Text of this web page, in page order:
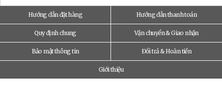
Hướng dẫn đặt hàng Hướng dẫn thanh toán
Quy định chung Vận chuyển & Giao nhận
Bảo mật thông tin Đổi trả & Hoàn tiền
Giới thiệu